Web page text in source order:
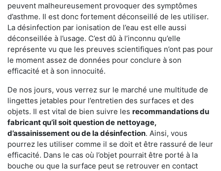
peuvent malheureusement provoquer des symptômes
d’asthme. Il est donc fortement déconseillé de les utiliser.
La désinfection par ionisation de l’eau est elle aussi
déconseillée à l’usage. C’est dû à l’inconnu qu’elle
représente vu que les preuves scientifiques n’ont pas pour
le moment assez de données pour conclure à son
efficacité et à son innocuité.
De nos jours, vous verrez sur le marché une multitude de
lingettes jetables pour l’entretien des surfaces et des
objets. Il est vital de bien suivre les recommandations du
fabricant qu’il soit question de nettoyage,
d’assainissement ou de la désinfection. Ainsi, vous
pourrez les utiliser comme il se doit et être rassuré de leur
efficacité. Dans le cas où l’objet pourrait être porté à la
bouche ou que la surface peut se retrouver en contact